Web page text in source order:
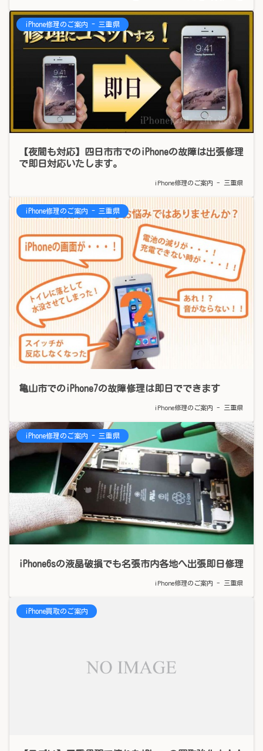
iPhone修理のご案内 - 三重県
【夜間も対応】四日市市でのiPhoneの故障は出張修理
で即日対応いたします。
iPhone修理のご案内 - 三重県
iPhone修理のご案内 - 三重県
亀山市でのiPhone7の故障修理は即日でできます
iPhone修理のご案内 - 三重県
iPhone修理のご案内 - 三重県
iPhone6sの液晶破損でも名張市内各地へ出張即日修理
iPhone修理のご案内 - 三重県
iPhone買取のご案内